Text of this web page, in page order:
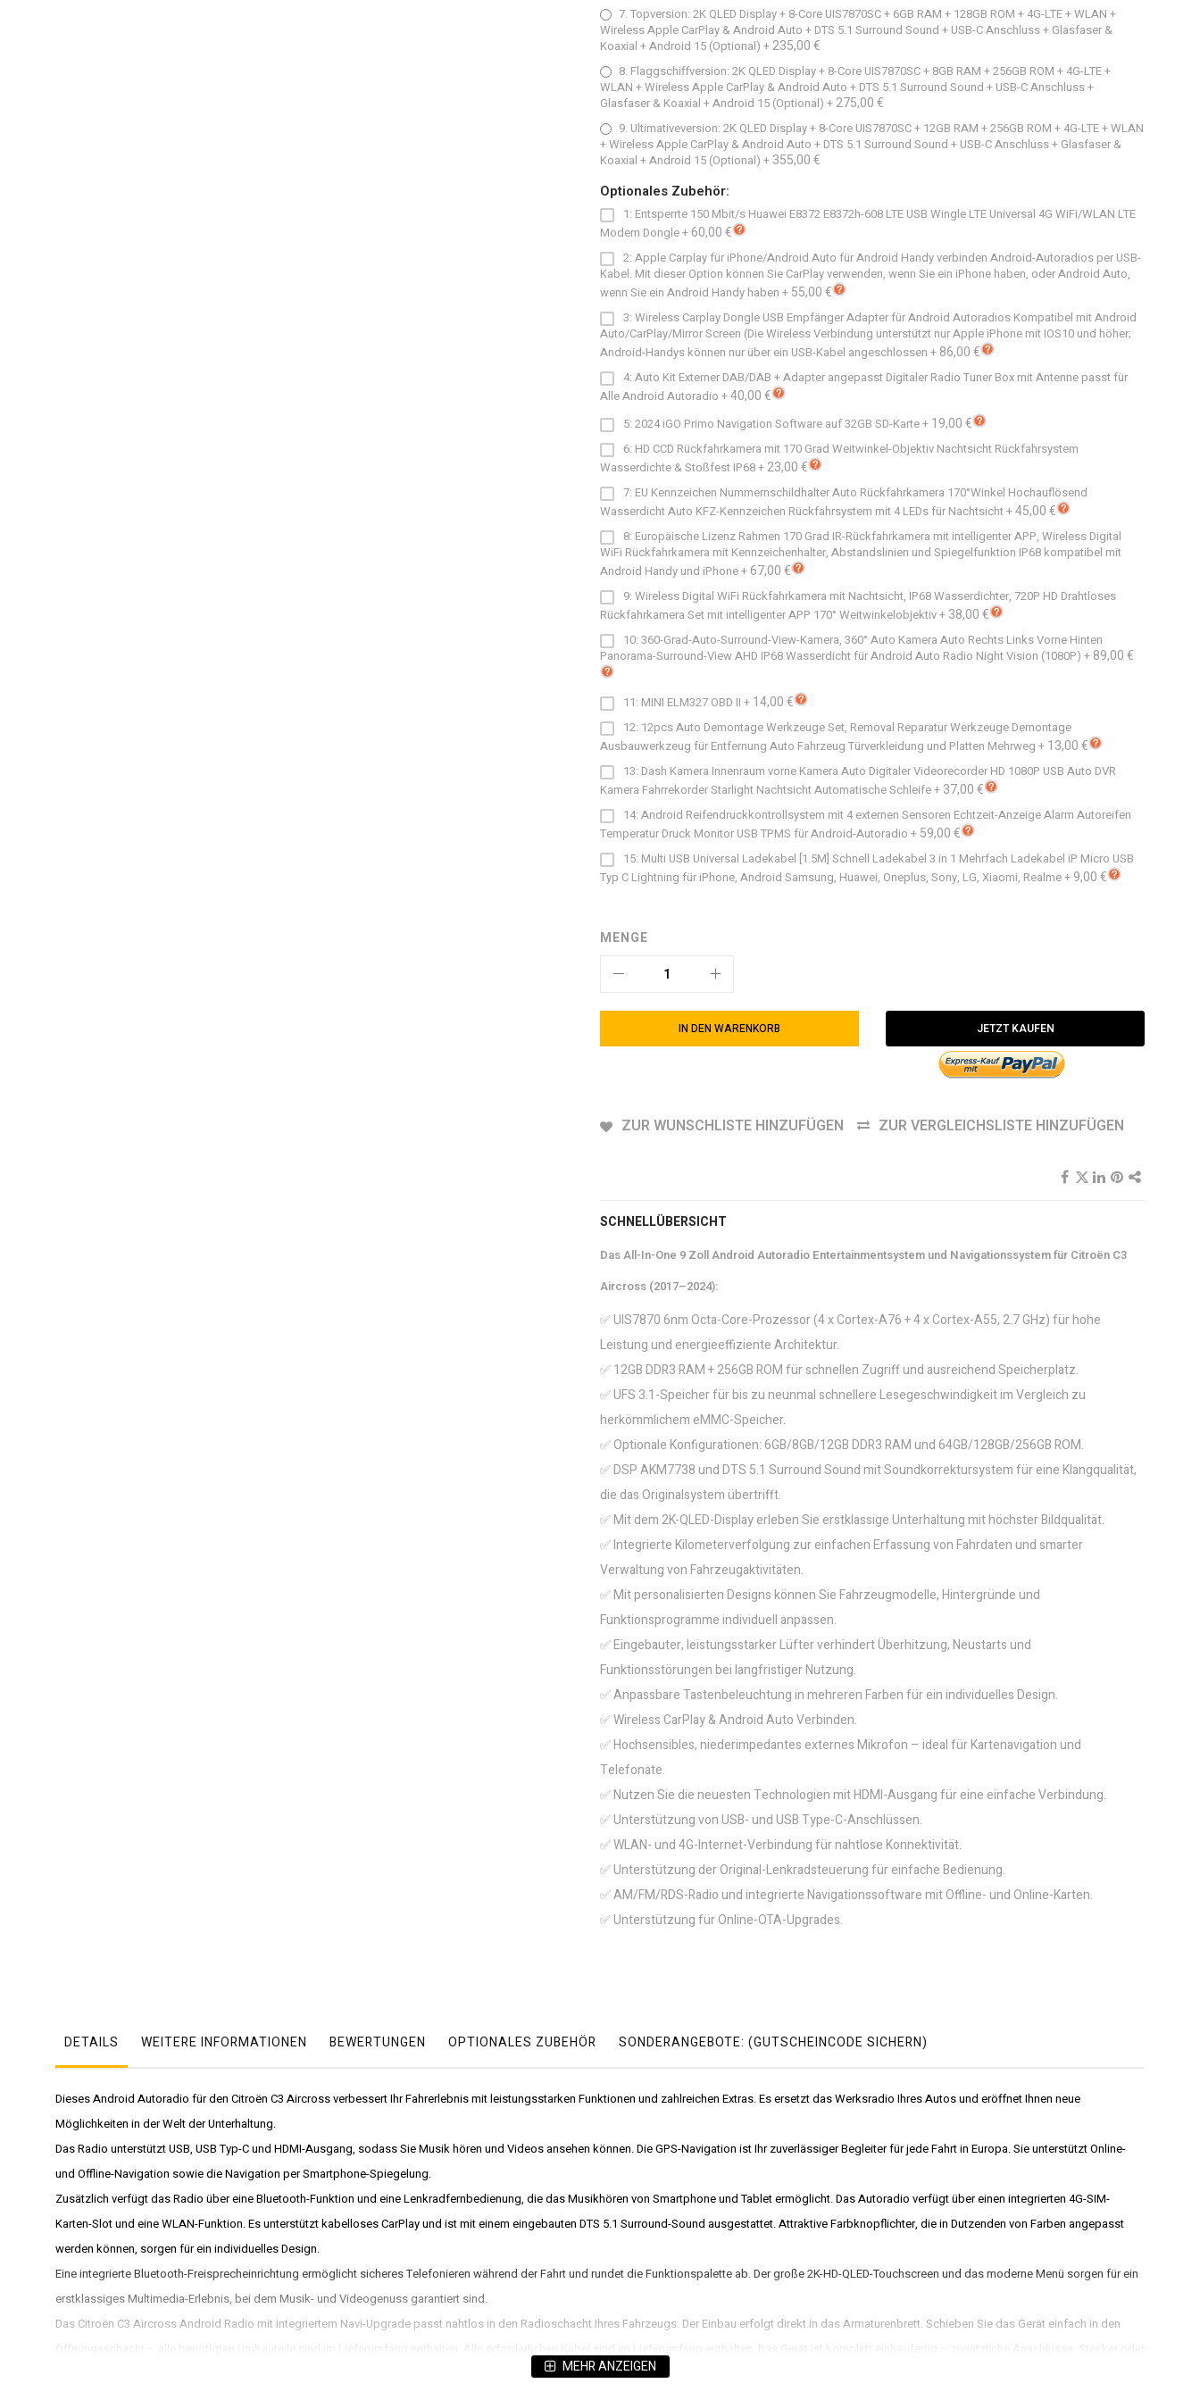
7. Topversion: 2K QLED Display + 8-Core UIS7870SC + 6GB RAM + 128GB ROM + 4G-LTE + WLAN +
Wireless Apple CarPlay & Android Auto + DTS 5.1 Surround Sound + USB-C Anschluss + Glasfaser &
Koaxial + Android 15 (Optional) +235,00 €
8. Flaggschiffversion: 2K QLED Display + 8-Core UIS7870SC + 8GB RAM + 256GB ROM + 4G-LTE +
WLAN + Wireless Apple CarPlay & Android Auto + DTS 5.1 Surround Sound + USB-C Anschluss +
Glasfaser & Koaxial + Android 15 (Optional) +275,00 €
9. Ultimativeversion: 2K QLED Display + 8-Core UIS7870SC + 12GB RAM + 256GB ROM + 4G-LTE + WLAN
+ Wireless Apple CarPlay & Android Auto + DTS 5.1 Surround Sound + USB-C Anschluss + Glasfaser &
Koaxial + Android 15 (Optional) + 355,00 €
Optionales Zubehör:
1: Entsperrte 150 Mbit/s Huawei E8372 E8372h-608 LTE USB Wingle LTE Universal 4G WiFi/WLAN LTE
Modem Dongle+60,00 €
2: Apple Carplay für iPhone/Android Auto für Android Handy verbinden Android-Autoradios per USB-
Kabel. Mit dieser Option können Sie CarPlay verwenden, wenn Sie ein iPhone haben, oder Android Auto,
wenn Sie ein Android Handy haben + 55,00 €
3: Wireless Carplay Dongle USB Empfänger Adapter für Android Autoradios Kompatibel mit Android
Auto/CarPlay/Mirror Screen (Die Wireless Verbindung unterstützt nur Apple iPhone mit IOS10 und höher;
Android-Handys können nur über ein USB-Kabel angeschlossen + 86,00 €
4: Auto Kit Externer DAB/DAB + Adapter angepasst Digitaler Radio Tuner Box mit Antenne passt für
Alle Android Autoradio +40,00 €
5: 2024 iGO Primo Navigation Software auf 32GB SD-Karte+ 19,00 €
6: HD CCD Rückfahrkamera mit 170 Grad Weitwinkel-Objektiv Nachtsicht Rückfahrsystem
Wasserdichte & Stoßfest IP68+23,00 €
7: EU Kennzeichen Nummernschildhalter Auto Rückfahrkamera 170°Winkel Hochauflösend
Wasserdicht Auto KFZ-Kennzeichen Rückfahrsystem mit 4 LEDs für Nachtsicht+45,00 €
8: Europäische Lizenz Rahmen 170 Grad IR-Rückfahrkamera mit intelligenter APP, Wireless Digital
WiFi Rückfahrkamera mit Kennzeichenhalter, Abstandslinien und Spiegelfunktion IP68 kompatibel mit
Android Handy und iPhone+67,00 €
9: Wireless Digital WiFi Rückfahrkamera mit Nachtsicht, IP68 Wasserdichter, 720P HD Drahtloses
Rückfahrkamera Set mit intelligenter APP 170° Weitwinkelobjektiv+ 38,00 €
10: 360-Grad-Auto-Surround-View-Kamera, 360° Auto Kamera Auto Rechts Links Vorne Hinten
Panorama-Surround-View AHD IP68 Wasserdicht für Android Auto Radio Night Vision (1080P) + 89,00 €
11: MINI ELM327 OBD II + 14,00 €
12: 12pcs Auto Demontage Werkzeuge Set, Removal Reparatur Werkzeuge Demontage
Ausbauwerkzeug für Entfernung Auto Fahrzeug Türverkleidung und Platten Mehrweg + 13,00 €
13: Dash Kamera Innenraum vorne Kamera Auto Digitaler Videorecorder HD 1080P USB Auto DVR
Kamera Fahrrekorder Starlight Nachtsicht Automatische Schleife+ 37,00 €
14: Android Reifendruckkontrollsystem mit 4 externen Sensoren Echtzeit-Anzeige Alarm Autoreifen
Temperatur Druck Monitor USB TPMS für Android-Autoradio + 59,00 €
15: Multi USB Universal Ladekabel [1.5M] Schnell Ladekabel 3 in 1 Mehrfach Ladekabel iP Micro USB
Typ C Lightning für iPhone, Android Samsung, Huawei, Oneplus, Sony, LG, Xiaomi, Realme+ 9,00 €
MENGE
IN DEN WARENKORB JETZT KAUFEN
ZUR WUNSCHLISTE HINZUFÜGEN ZUR VERGLEICHSLISTE HINZUFÜGEN
SCHNELLÜBERSICHT
Das All-In-One 9 Zoll Android Autoradio Entertainmentsystem und Navigationssystem für Citroën C3
Aircross (2017–2024):
✅ UIS7870 6nm Octa-Core-Prozessor (4 x Cortex-A76 + 4 x Cortex-A55, 2.7 GHz) für hohe
Leistung und energieeffiziente Architektur.
✅ 12GB DDR3 RAM + 256GB ROM für schnellen Zugriff und ausreichend Speicherplatz.
✅ UFS 3.1-Speicher für bis zu neunmal schnellere Lesegeschwindigkeit im Vergleich zu
herkömmlichem eMMC-Speicher.
✅ Optionale Konfigurationen: 6GB/8GB/12GB DDR3 RAM und 64GB/128GB/256GB ROM.
✅ DSP AKM7738 und DTS 5.1 Surround Sound mit Soundkorrektursystem für eine Klangqualität,
die das Originalsystem übertrifft.
✅ Mit dem 2K-QLED-Display erleben Sie erstklassige Unterhaltung mit höchster Bildqualität.
✅ Integrierte Kilometerverfolgung zur einfachen Erfassung von Fahrdaten und smarter
Verwaltung von Fahrzeugaktivitäten.
✅ Mit personalisierten Designs können Sie Fahrzeugmodelle, Hintergründe und
Funktionsprogramme individuell anpassen.
✅ Eingebauter, leistungsstarker Lüfter verhindert Überhitzung, Neustarts und
Funktionsstörungen bei langfristiger Nutzung.
✅ Anpassbare Tastenbeleuchtung in mehreren Farben für ein individuelles Design.
✅ Wireless CarPlay & Android Auto Verbinden.
✅ Hochsensibles, niederimpedantes externes Mikrofon – ideal für Kartenavigation und
Telefonate.
✅ Nutzen Sie die neuesten Technologien mit HDMI-Ausgang für eine einfache Verbindung.
✅ Unterstützung von USB- und USB Type-C-Anschlüssen.
✅ WLAN- und 4G-Internet-Verbindung für nahtlose Konnektivität.
✅ Unterstützung der Original-Lenkradsteuerung für einfache Bedienung.
✅ AM/FM/RDS-Radio und integrierte Navigationssoftware mit Offline- und Online-Karten.
✅ Unterstützung für Online-OTA-Upgrades.
DETAILS WEITERE INFORMATIONEN BEWERTUNGEN OPTIONALES ZUBEHÖR SONDERANGEBOTE: (GUTSCHEINCODE SICHERN)
Dieses Android Autoradio für den Citroën C3 Aircross verbessert Ihr Fahrerlebnis mit leistungsstarken Funktionen und zahlreichen Extras. Es ersetzt das Werksradio Ihres Autos und eröffnet Ihnen neue
Möglichkeiten in der Welt der Unterhaltung.
Das Radio unterstützt USB, USB Typ-C und HDMI-Ausgang, sodass Sie Musik hören und Videos ansehen können. Die GPS-Navigation ist Ihr zuverlässiger Begleiter für jede Fahrt in Europa. Sie unterstützt Online-
und Offline-Navigation sowie die Navigation per Smartphone-Spiegelung.
Zusätzlich verfügt das Radio über eine Bluetooth-Funktion und eine Lenkradfernbedienung, die das Musikhören von Smartphone und Tablet ermöglicht. Das Autoradio verfügt über einen integrierten 4G-SIM-
Karten-Slot und eine WLAN-Funktion. Es unterstützt kabelloses CarPlay und ist mit einem eingebauten DTS 5.1 Surround-Sound ausgestattet. Attraktive Farbknopflichter, die in Dutzenden von Farben angepasst
werden können, sorgen für ein individuelles Design.
Eine integrierte Bluetooth-Freisprecheinrichtung ermöglicht sicheres Telefonieren während der Fahrt und rundet die Funktionspalette ab. Der große 2K-HD-QLED-Touchscreen und das moderne Menü sorgen für ein
erstklassiges Multimedia-Erlebnis, bei dem Musik- und Videogenuss garantiert sind.
Das Citroën C3 Aircross Android Radio mit integriertem Navi-Upgrade passt nahtlos in den Radioschacht Ihres Fahrzeugs. Der Einbau erfolgt direkt in das Armaturenbrett. Schieben Sie das Gerät einfach in den
Öffnungsschacht – alle benötigten Umbauteile sind im Lieferumfang enthalten. Alle erforderlichen Kabel sind im Lieferumfang enthalten. Das Gerät ist komplett einbaufertig – zusätzliche Anschlüsse, Stecker oder
MEHR ANZEIGEN